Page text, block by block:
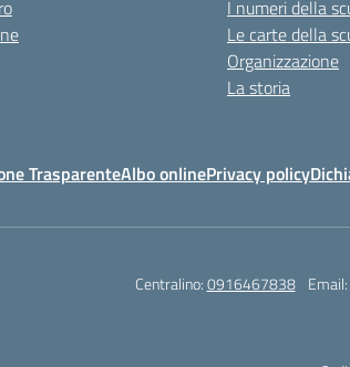
I numeri della
Le carte della
Organizzazione
La storia
TrasparenteAlbo onlinePrivacy policy
Centralino:0916467838 Email: